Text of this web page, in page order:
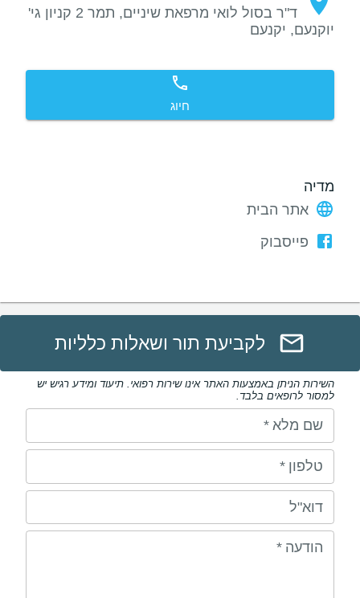
ד"ר בסול לואי מרפאת שיניים, תמר 2 קניון גי'
יוקנעם, יקנעם
חיוג
מדיה
אתר הבית
פייסבוק
לקביעת תור ושאלות כלליות
השירות הניתן באמצעות האתר אינו שירות רפואי. תיעוד ומידע רגיש יש
למסור לרופאים בלבד.
שם מלא*
טלפון *
דוא"ל
הודעה *